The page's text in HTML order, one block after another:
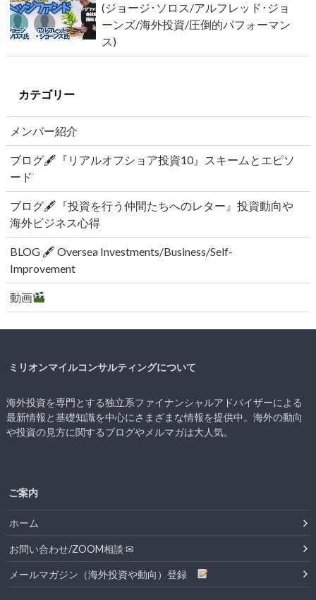
(ジョージ･ソロス/アルフレッド･ジョ
ーンズ/海外投資/圧倒的パフォーマン
ス)
カテゴリー
メンバー紹介
ブログ🖋『リアルオフショア投資10』スキームとエピソ
ード
ブログ🖋『投資を行う仲間たちへのレター』投資動向や
海外ビジネス心得
BLOG 🖋 Oversea Investments/Business/Self-
Improvement
動画
ミリオンマイルコンサルティングについて
海外投資を専門とする独立系ファイナンシャルアドバイザーによる
最新情報と基礎知識を中心にさまざまな情報を提供中。海外の動向
や投資の見方に関するブログやメルマガは大人気。
ご案内
ホーム
お問い合わせ/ZOOM相談 ✉
メールマガジン（海外投資や動向）登録